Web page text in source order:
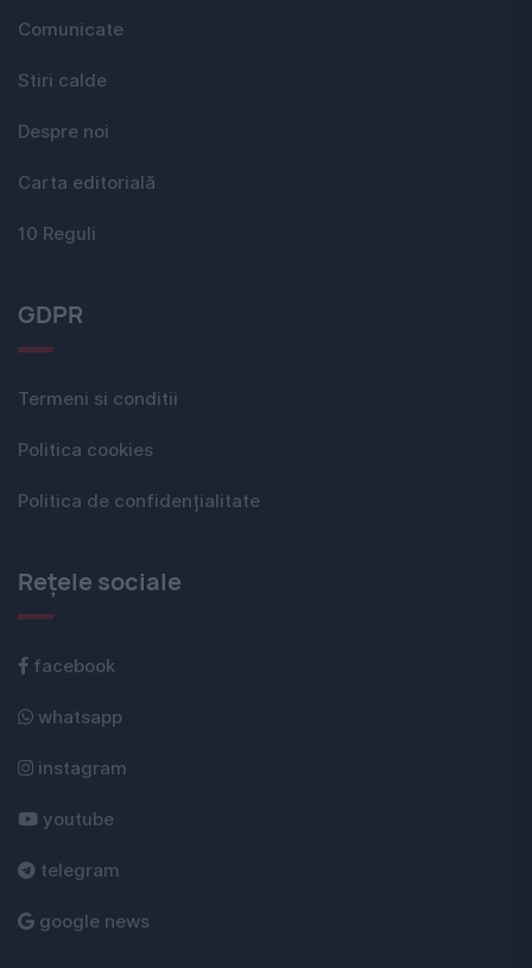
Comunicate
Stiri calde
Despre noi
Carta editorială
10 Reguli
GDPR
Termeni si conditii
Politica cookies
Politica de confidențialitate
Rețele sociale
facebook
whatsapp
instagram
youtube
telegram
google news